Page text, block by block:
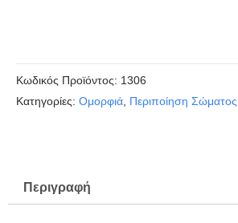
Κωδικός Προϊόντος: 1306
Kατηγορίες: Ομορφιά Περιποίηση Σώματος
Περιγραφή